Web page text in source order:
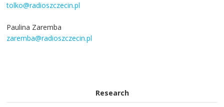
tolko@radioszczecin.pl
Paulina Zaremba
zaremba@radioszczecin.pl
Research